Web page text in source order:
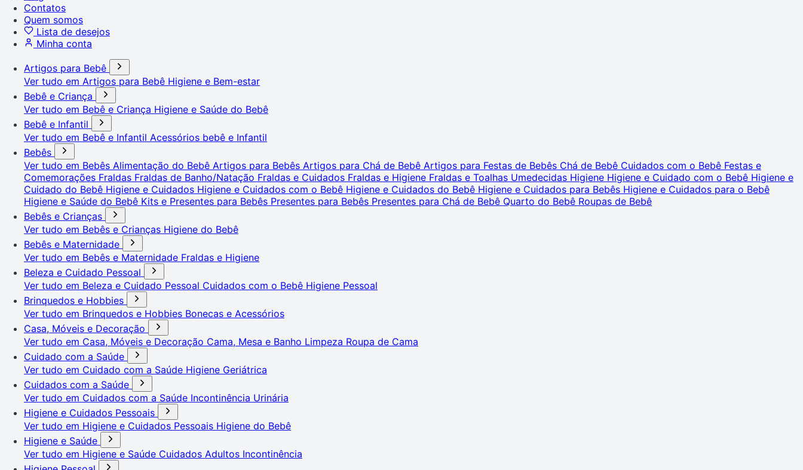
Contatos
Quem somos
Lista de desejos
Minha conta
Artigos para Bebê
Ver tudo em Artigos para Bebê Higiene e Bem-estar
Bebê e Criança
Ver tudo em Bebê e Criança Higiene e Saúde do Bebê
Bebê e Infantil
Ver tudo em Bebê e Infantil Acessórios bebê e Infantil
Bebês
Ver tudo em Bebês Alimentação do Bebê Artigos para Bebês Artigos para Chá de Bebê Artigos para Festas de Bebês Chá de Bebê Cuidados com o Bebê Festas e
Comemorações Fraldas Fraldas de Banho/Natação Fraldas e Cuidados Fraldas e Higiene Fraldas e Toalhas Umedecidas Higiene Higiene e Cuidado com o Bebê Higiene e
Cuidado do Bebê Higiene e Cuidados Higiene e Cuidados com o Bebê Higiene e Cuidados do Bebê Higiene e Cuidados para Bebês Higiene e Cuidados para o Bebê
Higiene e Saúde do Bebê Kits e Presentes para Bebês Presentes para Bebês Presentes para Chá de Bebê Quarto do Bebê Roupas de Bebê
Bebês e Crianças
Ver tudo em Bebês e Crianças Higiene do Bebê
Bebês e Maternidade
Ver tudo em Bebês e Maternidade Fraldas e Higiene
Beleza e Cuidado Pessoal
Ver tudo em Beleza e Cuidado Pessoal Cuidados com o Bebê Higiene Pessoal
Brinquedos e Hobbies
Ver tudo em Brinquedos e Hobbies Bonecas e Acessórios
Casa, Móveis e Decoração
Ver tudo em Casa, Móveis e Decoração Cama, Mesa e Banho Limpeza Roupa de Cama
Cuidado com a Saúde
Ver tudo em Cuidado com a Saúde Higiene Geriátrica
Cuidados com a Saúde
Ver tudo em Cuidados com a Saúde Incontinência Urinária
Higiene e Cuidados Pessoais
Ver tudo em Higiene e Cuidados Pessoais Higiene do Bebê
Higiene e Saúde
Ver tudo em Higiene e Saúde Cuidados Adultos Incontinência